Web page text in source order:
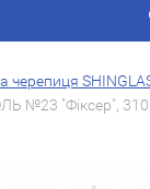
черепиця
№23 "Фіксер",